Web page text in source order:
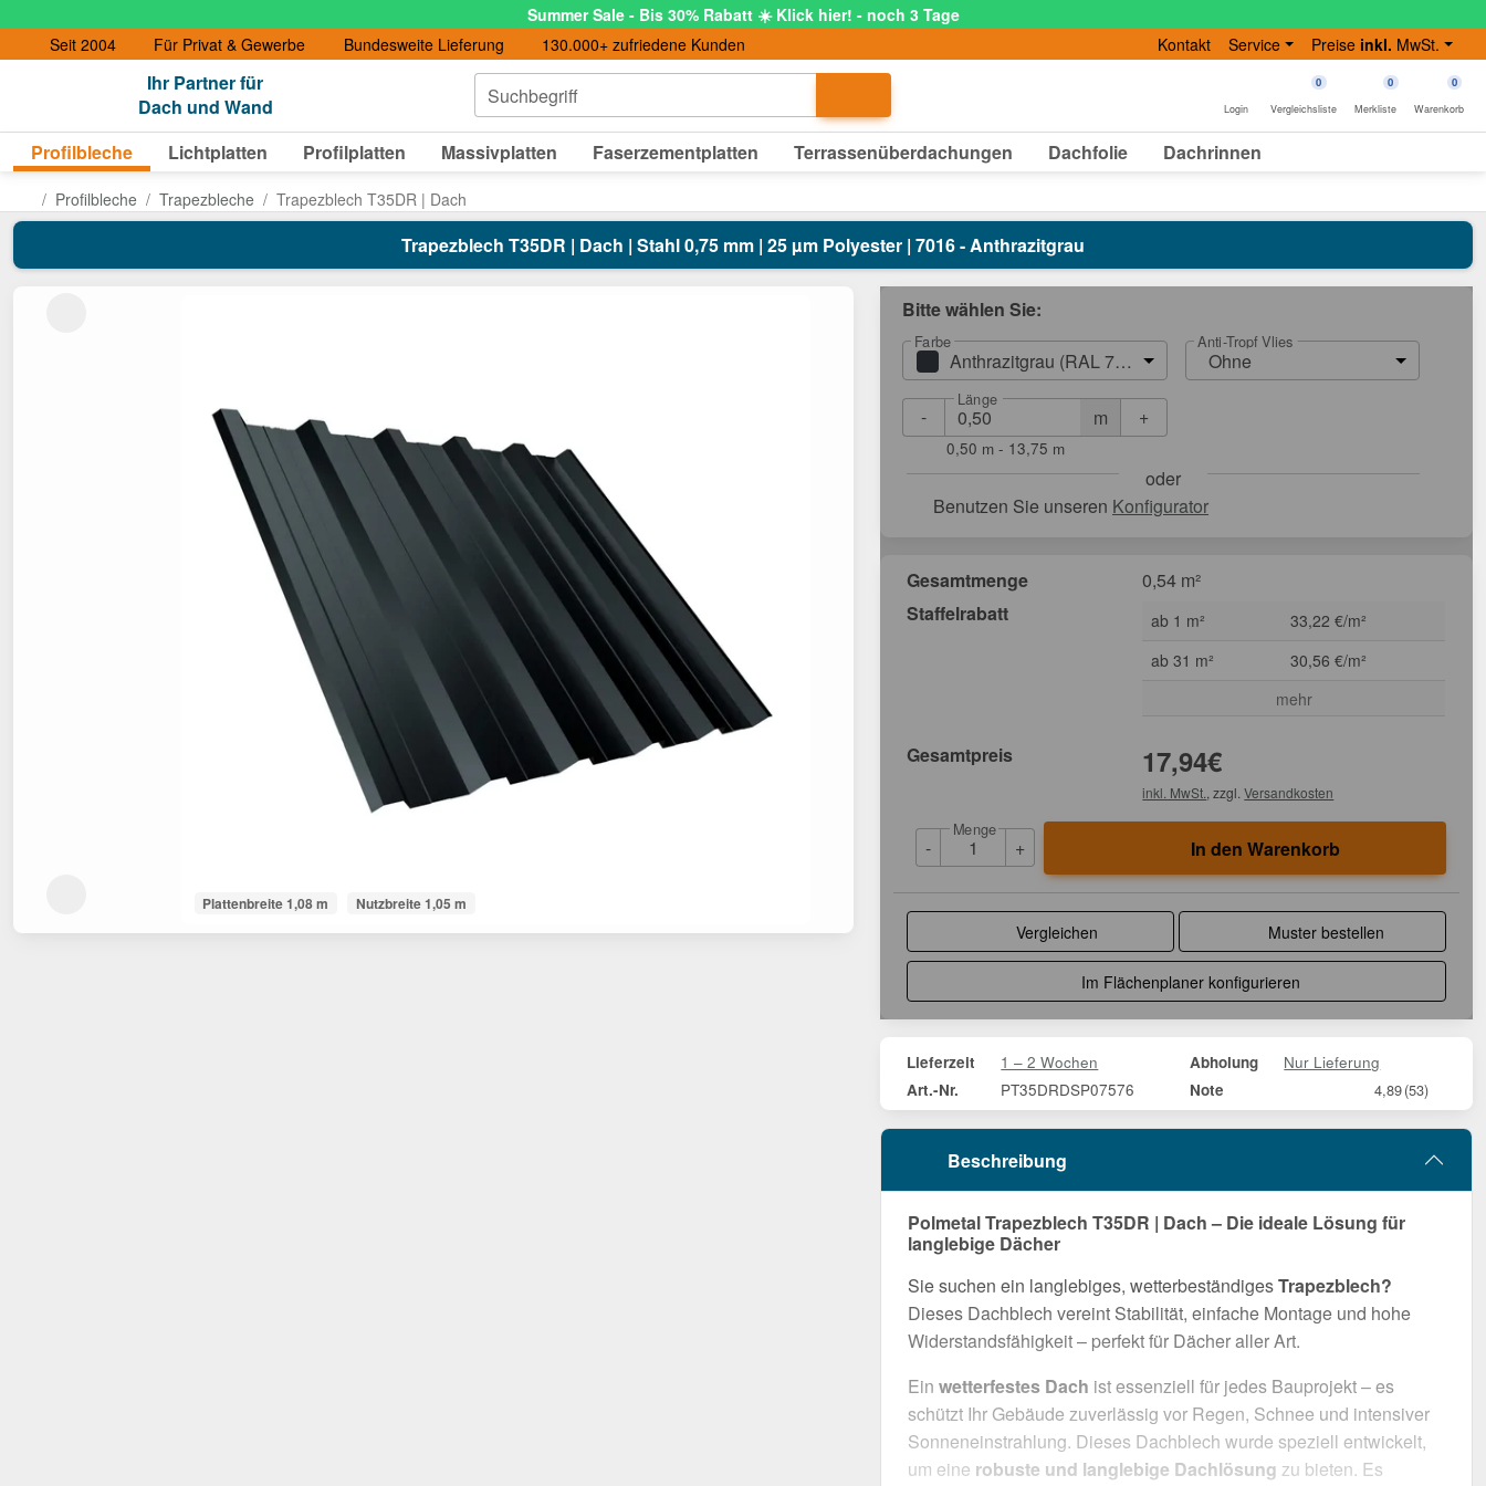
Summer Sale - Bis 30% Rabatt ☀️ Klick hier! - noch 3 Tage
Seit 2004
Für Privat & Gewerbe Bundesweite Lieferung 130.000+ zufriedene Kunden Kontakt Service Preise inkl. MwSt.
Ihr Partner für
Dach und Wand
Suchbegriff
Login
0
Vergleichsliste
0
Merkliste
0
Warenkorb
Profilbleche Lichtplatten Profilplatten Massivplatten Faserzementplatten Terrassenüberdachungen Dachfolie Dachrinnen
Profilbleche Trapezbleche Trapezblech T35DR | Dach
Trapezblech T35DR | Dach | Stahl 0,75 mm | 25 µm Polyester | 7016 - Anthrazitgrau
Plattenbreite 1,08 m Nutzbreite 1,05 m
Bitte wählen Sie:
Farbe
Anthrazitgrau (RAL 7016)
Anti-Tropf Vlies
Ohne
- m
Länge
+
0,50 m - 13,75 m
oder
Benutzen Sie unseren Konfigurator
Gesamtmenge
0,54 m²
Staffelrabatt
ab 1 m²
33,22 €/m²
ab 31 m²
30,56 €/m²
mehr
Gesamtpreis 17,94€
inkl. MwSt. , zzgl.Versandkosten
-
Menge
+ In den Warenkorb
Vergleichen Muster bestellen
Im Flächenplaner konfigurieren
Lieferzeit 1 – 2 Wochen Abholung Nur Lieferung
Art.-Nr. PT35DRDSP07576 Note 4,89(53)
Beschreibung
Polmetal Trapezblech T35DR | Dach – Die ideale Lösung für
langlebige Dächer
Sie suchen ein langlebiges, wetterbeständigesTrapezblech?
Dieses Dachblech vereint Stabilität, einfache Montage und hohe
Widerstandsfähigkeit – perfekt für Dächer aller Art.
Ein wetterfestes Dach ist essenziell für jedes Bauprojekt – es
schützt Ihr Gebäude zuverlässig vor Regen, Schnee und intensiver
Sonneneinstrahlung. Dieses Dachblech wurde speziell entwickelt,
um eine robuste und langlebige Dachlösung zu bieten. Es